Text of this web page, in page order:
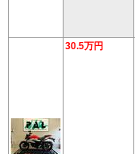
30.5万円